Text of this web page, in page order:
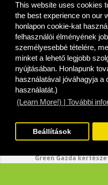
This website uses cookies
the best experience on our
honlapon cookie-kat
felhasználói élményének
személyesebbé tételére,
minket a lehető legjobb
nyújtásában. Honlapunk
használatával jóváhagyja a
használatát.)
(Learn More!) | További
Beállítások
Green Gazda